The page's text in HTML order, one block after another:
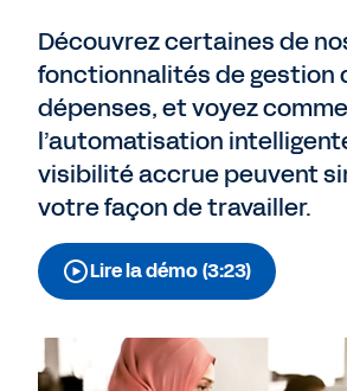
Découvrez certaines de
fonctionnalités de gestion
dépenses, et voyez
l’automatisation
visibilité accrue peuvent
votre façon de travailler.
Lire la démo (3:23)